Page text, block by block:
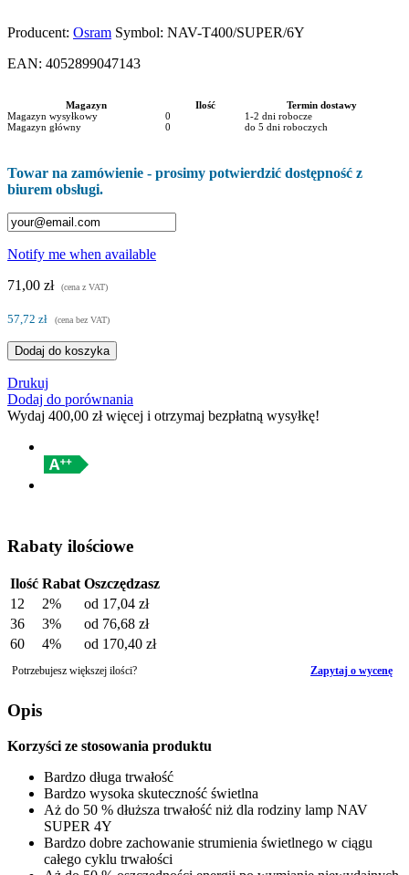
Producent: Osram Symbol: NAV-T400/SUPER/6Y
EAN: 4052899047143
Magazyn Ilość
Termin dostawy
Magazyn wysyłkowy
0
1-2 dni robocze
Magazyn główny
0 do 5 dni roboczych
Towar na zamówienie - prosimy potwierdzić dostępność z
biurem obsługi.
Notify me when available
71,00 zł
(cena z VAT)
57,72 zł (cena bez VAT)
Dodaj do koszyka
Drukuj
Dodaj do porównania
Wydaj 400,00 złwięcej i otrzymaj bezpłatną wysyłkę!
Rabaty ilościowe
Ilość Rabat Oszczędzasz
12
2% od 17,04 zł
36
3% od 76,68 zł
60
4% od 170,40 zł
Potrzebujesz większej ilości? Zapytaj o wycenę
Opis
Korzyści ze stosowania produktu
Bardzo długa trwałość
Bardzo wysoka skuteczność świetlna
Aż do 50 % dłuższa trwałość niż dla rodziny lamp NAV
SUPER 4Y
Bardzo dobre zachowanie strumienia świetlnego w ciągu
całego cyklu trwałości